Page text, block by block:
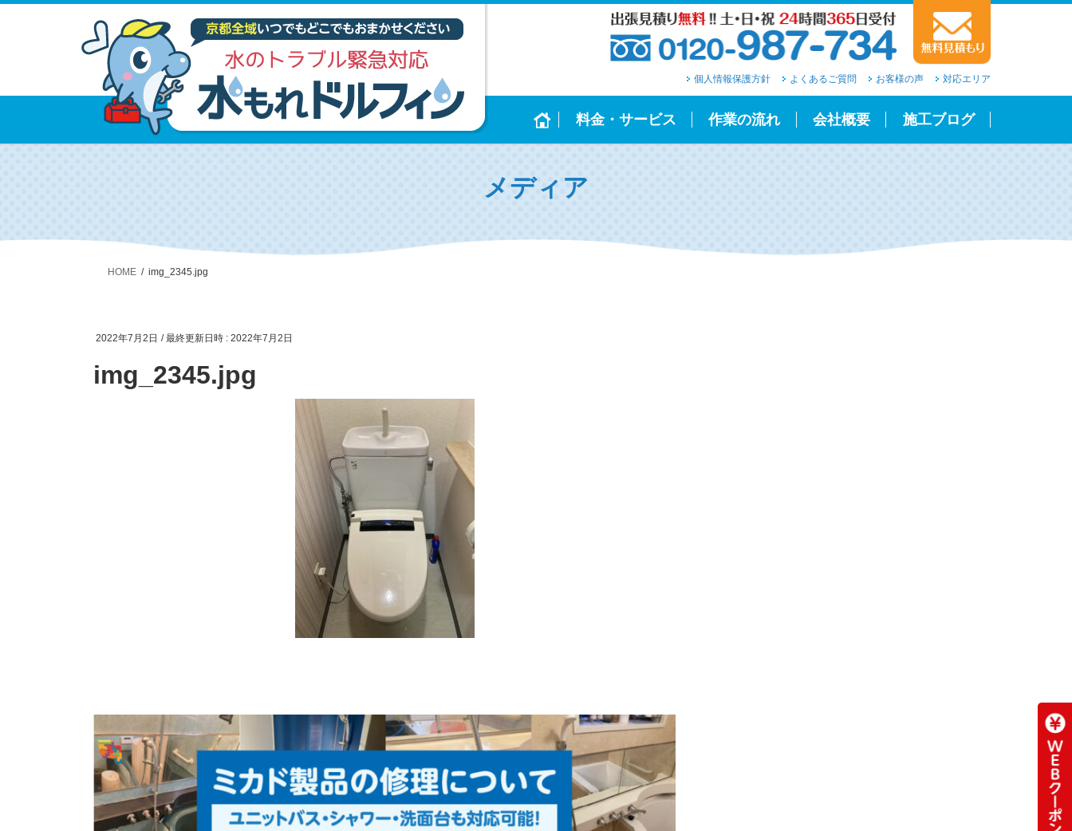
個人情報保護方針 よくあるご質問 お客様の声 対応エリア
料金・サービス 作業の流れ 会社概要 施工ブログ
メディア
HOME img_2345.jpg
2022年7月2日 / 最終更新日時 : 2022年7月2日
img_2345.jpg